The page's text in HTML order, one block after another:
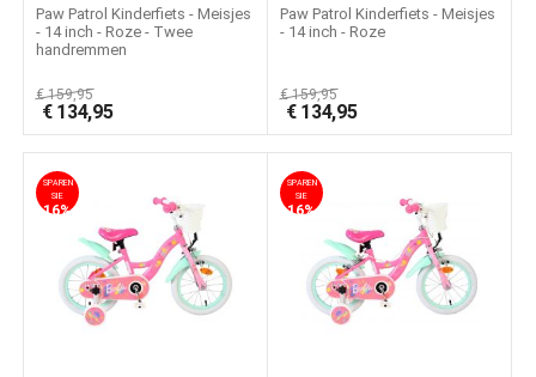
Paw Patrol Kinderfiets - Meisjes
- 14 inch - Roze - Twee
handremmen
€159,95
€ 134,95
Paw Patrol Kinderfiets - Meisjes
- 14 inch - Roze
€159,95
€ 134,95
SPAREN
SIE
16%
SPAREN
SIE
16%